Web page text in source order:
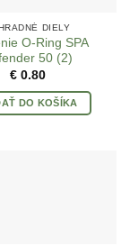
DIELY
O-Ring SPA
50 (2)
€0.80
DO KOŠÍKA